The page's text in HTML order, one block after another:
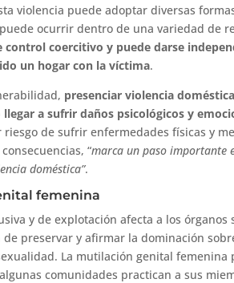
violencia puede adoptar diversas
ocurrir dentro de una variedad de
control coercitivo y puede darse
un hogar con la víctima.
presenciar violencia
a sufrir daños psicológicos y
de sufrir enfermedades físicas y
“marca un paso importante
doméstica”.
femenina
y de explotación afecta a los
preservar y afirmar la dominación
La mutilación genital femenina
comunidades practican a sus